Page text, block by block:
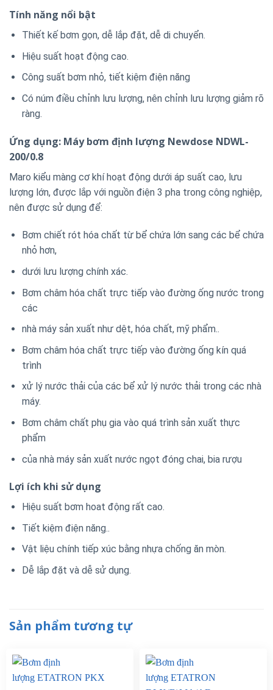
Tính năng nổi bật
Thiết kế bơm gọn, dễ lắp đặt, dễ di chuyển.
Hiệu suất hoạt động cao.
Công suất bơm nhỏ, tiết kiệm điện năng
Có núm điều chỉnh lưu lượng, nên chỉnh lưu lượng giảm rõ
ràng.
Ứng dụng: Máy bơm định lượng Newdose NDWL-
200/0.8
Maro kiểu màng cơ khí hoạt động dưới áp suất cao, lưu
lượng lớn, được lắp với nguồn điện 3 pha trong công nghiệp,
nên được sử dụng để:
Bơm chiết rót hóa chất từ bể chứa lớn sang các bể chứa
nhỏ hơn,
dưới lưu lượng chính xác.
Bơm châm hóa chất trực tiếp vào đường ống nước trong
các
nhà máy sản xuất như dệt, hóa chất, mỹ phẩm..
Bơm châm hóa chất trực tiếp vào đường ống kín quá
trình
xử lý nước thải của các bể xử lý nước thải trong các nhà
máy.
Bơm châm chất phụ gia vào quá trình sản xuất thực
phẩm
của nhà máy sản xuất nước ngọt đóng chai, bia rượu
Lợi ích khi sử dụng
Hiệu suất bơm hoat động rất cao.
Tiết kiệm điện năng..
Vật liệu chính tiếp xúc bằng nhựa chống ăn mòn.
Dễ lắp đặt và dễ sử dụng.
Sản phẩm tương tự